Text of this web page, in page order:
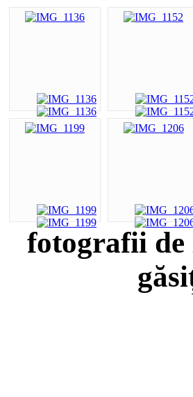
fotografii de